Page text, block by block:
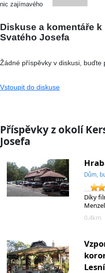
nic zajímavého
Diskuse a komentáře k
Svatého Josefa
Žádné příspěvky v diskusi, buďte
Vstoupit do diskuse
Příspěvky z okolí
Josefa
Dům,
Díky
0.4km